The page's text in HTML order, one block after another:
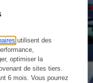
utilisent des
optimiser la
de sites tiers.
6 mois. Vous pourrez